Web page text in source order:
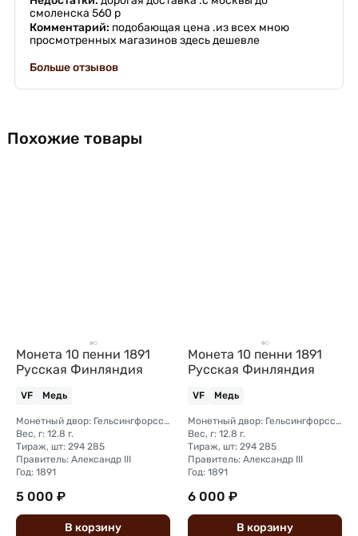
смоленска 560 р
Комментарий: подобающая цена .из всех мною
просмотренных магазинов здесь дешевле
Больше отзывов
Похожие товары
Монета 10 пенни 1891
Русская Финляндия
VF Медь
Монетный двор: Гельсингфорсский монетный двор (Финляндия)
Вес, г: 12.8 г.
Тираж, шт: 294 285
Правитель: Александр III
Год: 1891
5 000 ₽
В корзину
Монета 10 пенни 1891
Русская Финляндия
VF Медь
Монетный двор: Гельсингфорсский монетный двор (Финляндия)
Вес, г: 12.8 г.
Тираж, шт: 294 285
Правитель: Александр III
Год: 1891
6 000 ₽
В корзину